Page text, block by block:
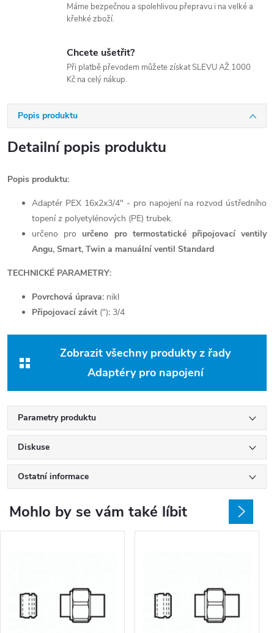
Máme bezpečnou a spolehlivou přepravu i na velké a
křehké zboží.
Chcete ušetřit?
Při platbě převodem můžete získat SLEVU AŽ 1000
Kč na celý nákup.
Popis produktu
Detailní popis produktu
Popis produktu:
Adaptér PEX 16x2x3/4" - pro napojení na rozvod ústředního
topení z polyetylénových (PE) trubek.
určeno pro určeno pro termostatické připojovací ventily
Angu, Smart, Twin a manuální ventil Standard
TECHNICKÉ PARAMETRY:
Povrchová úprava: nikl
Připojovací závit ("): 3/4
Zobrazit všechny produkty z řady
Adaptéry pro napojení
Parametry produktu
Diskuse
Ostatní informace
Mohlo by se vám také líbit